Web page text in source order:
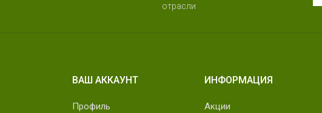
отрасли
ВАШ АККАУНТ
Профиль
ИНФОРМАЦИЯ
Акции